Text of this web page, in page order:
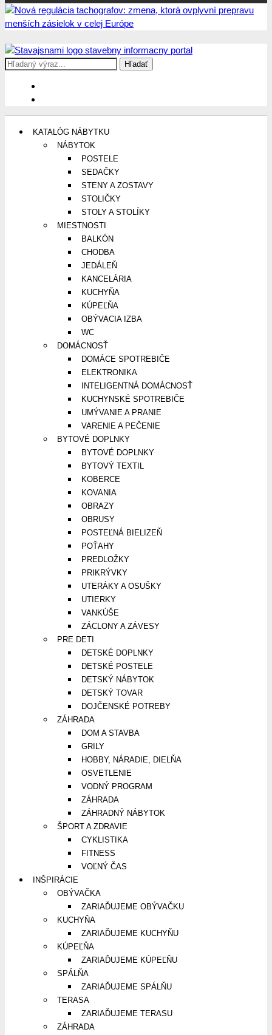
Stavajsnami.sk
Stavebníctvo, stavby, byty, domy a všetko o nich
Search
KATALÓG NÁBYTKU
NÁBYTOK
POSTELE
SEDAČKY
STENY A ZOSTAVY
STOLIČKY
STOLY A STOLÍKY
MIESTNOSTI
BALKÓN
CHODBA
JEDÁLEŇ
KANCELÁRIA
KUCHYŇA
KÚPEĽŇA
OBÝVACIA IZBA
WC
DOMÁCNOSŤ
DOMÁCE SPOTREBIČE
ELEKTRONIKA
INTELIGENTNÁ DOMÁCNOSŤ
KUCHYNSKÉ SPOTREBIČE
UMÝVANIE A PRANIE
VARENIE A PEČENIE
BYTOVÉ DOPLNKY
BYTOVÉ DOPLNKY
BYTOVÝ TEXTIL
KOBERCE
KOVANIA
OBRAZY
OBRUSY
POSTEĽNÁ BIELIZEŇ
POŤAHY
PREDLOŽKY
PRIKRÝVKY
UTERÁKY A OSUŠKY
UTIERKY
VANKÚŠE
ZÁCLONY A ZÁVESY
PRE DETI
DETSKÉ DOPLNKY
DETSKÉ POSTELE
DETSKÝ NÁBYTOK
DETSKÝ TOVAR
DOJČENSKÉ POTREBY
ZÁHRADA
DOM A STAVBA
GRILY
HOBBY, NÁRADIE, DIELŇA
OSVETLENIE
VODNÝ PROGRAM
ZÁHRADA
ZÁHRADNÝ NÁBYTOK
ŠPORT A ZDRAVIE
CYKLISTIKA
FITNESS
VOĽNÝ ČAS
INŠPIRÁCIE
OBÝVAČKA
ZARIAĎUJEME OBÝVAČKU
KUCHYŇA
ZARIAĎUJEME KUCHYŇU
KÚPEĽŇA
ZARIAĎUJEME KÚPEĽŇU
SPÁLŇA
ZARIAĎUJEME SPÁLŇU
TERASA
ZARIAĎUJEME TERASU
ZÁHRADA